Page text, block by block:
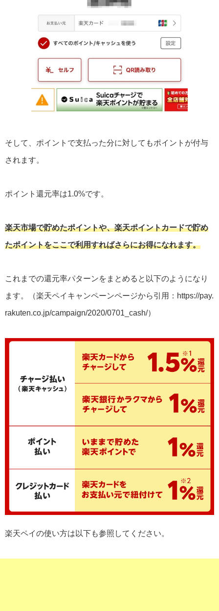
そして、ポイントで支払った分に対してもポイントが付与
されます。
ポイント還元率は1.0%です。
楽天市場で貯めたポイントや、楽天ポイントカードで貯め
たポイントをここで利用すればさらにお得になれます。
これまでの還元率パターンをまとめると以下のようになり
ます。（楽天ペイキャンペーンページから引用：https://pay.
rakuten.co.jp/campaign/2020/0701_cash/）
楽天ペイの使い方は以下も参照してください。